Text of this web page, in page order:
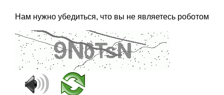
Нам нужно убедиться, что вы не являетесь роботом